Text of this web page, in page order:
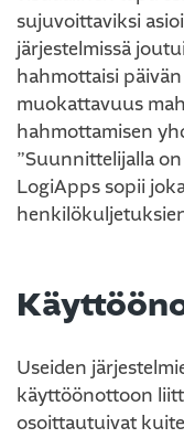
sujuvoittaviksi
järjestelmissä
hahmottaisi
muokattavuus
hahmottamisen
”Suunnittelijalla
LogiApps sopii
Useiden
käyttöönottoon
osoittautuivat